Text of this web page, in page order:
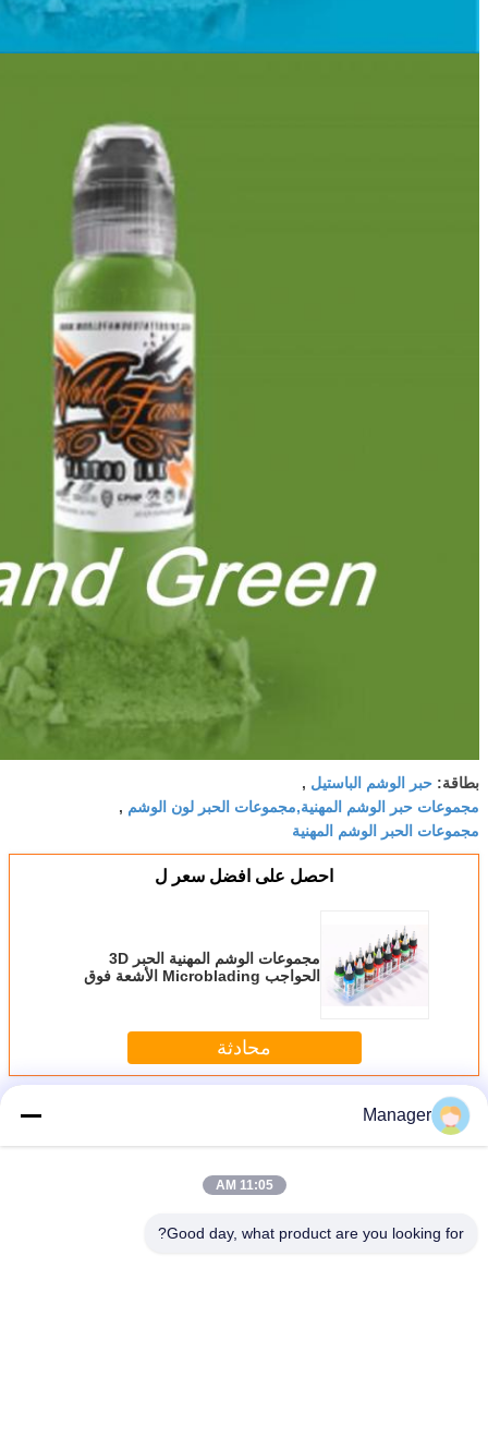
بطاقة: حبر الوشم الباستيل ,
مجموعات حبر الوشم المهنية,مجموعات الحبر لون الوشم ,
مجموعات الحبر الوشم المهنية
احصل على افضل سعر ل
مجموعات الوشم المهنية الحبر 3D
الحواجب Microblading الأشعة فوق
محادثة
أكثرحبر الوشم الأبدي
Manager
11:05 AM
Good day, what product are you looking for?